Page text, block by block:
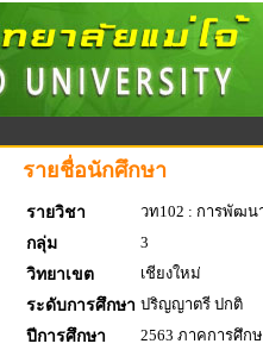
รายชื่อนักศึกษา
รายวิชา
วท102 : การพัฒน
กลุ่ม
3
วิทยาเขต
เชียงใหม่
ระดับการศึกษา ปริญญาตรี ปกติ
ปีการศึกษา
2563 ภาคการศึก